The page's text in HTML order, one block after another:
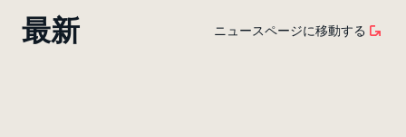
最新 ニュースページに移動する